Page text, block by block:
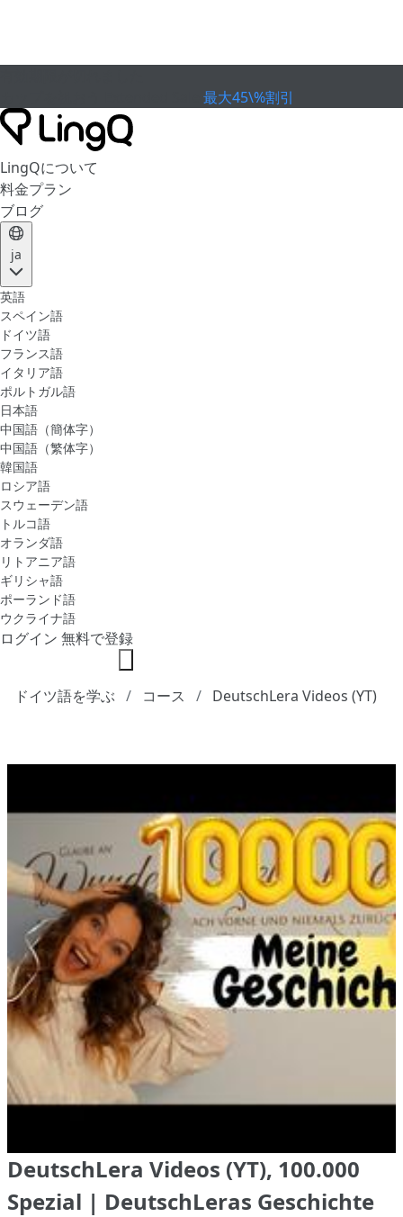
最大45\%割引
LingQについて
料金プラン
ブログ
ja
英語
スペイン語
ドイツ語
フランス語
イタリア語
ポルトガル語
日本語
中国語（簡体字）
中国語（繁体字）
韓国語
ロシア語
スウェーデン語
トルコ語
オランダ語
リトアニア語
ギリシャ語
ポーランド語
ウクライナ語
ログイン 無料で登録
ドイツ語を学ぶ コース DeutschLera Videos (YT)
DeutschLera Videos (YT), 100.000
Spezial | DeutschLeras Geschichte